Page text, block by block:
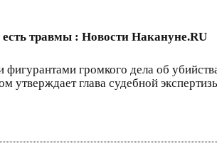
травмы : Новости Накануне.RU
громкого дела об
глава судебной